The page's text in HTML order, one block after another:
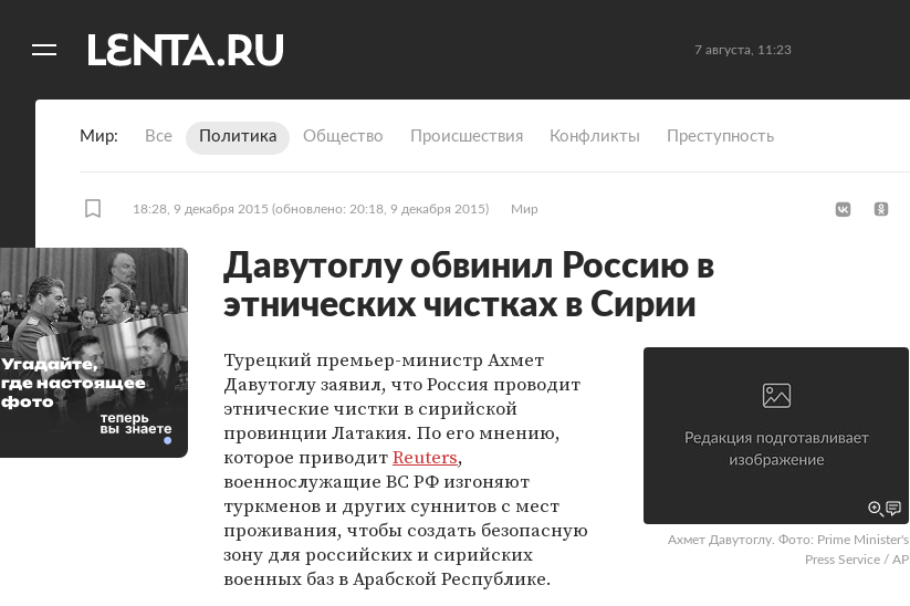
7 августа, 11:23
Мир Все Политика Общество Происшествия Конфликты Преступность
18:28, 9 декабря 2015 (обновлено: 20:18, 9 декабря 2015) Мир
Давутоглу обвинил Россию в
этнических чистках в Сирии
Ахмет Давутоглу. Фото: Prime Minister's
Press Service / AP
Турецкий премьер-министр Ахмет
Давутоглу заявил, что Россия проводит
этнические чистки в сирийской
провинции Латакия. По его мнению,
которое приводитReuters,
военнослужащие ВС РФ изгоняют
туркменов и других суннитов с мест
проживания, чтобы создать безопасную
зону для российских и сирийских
военных баз в Арабской Республике.
Угадайте,
где настоящее
фото